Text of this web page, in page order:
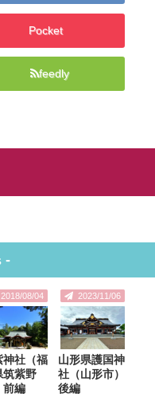
Pocket
feedly
-
2018/08/04
神社（福
筑紫野
前編
2023/11/06
山形県護国神
社（山形市）
後編